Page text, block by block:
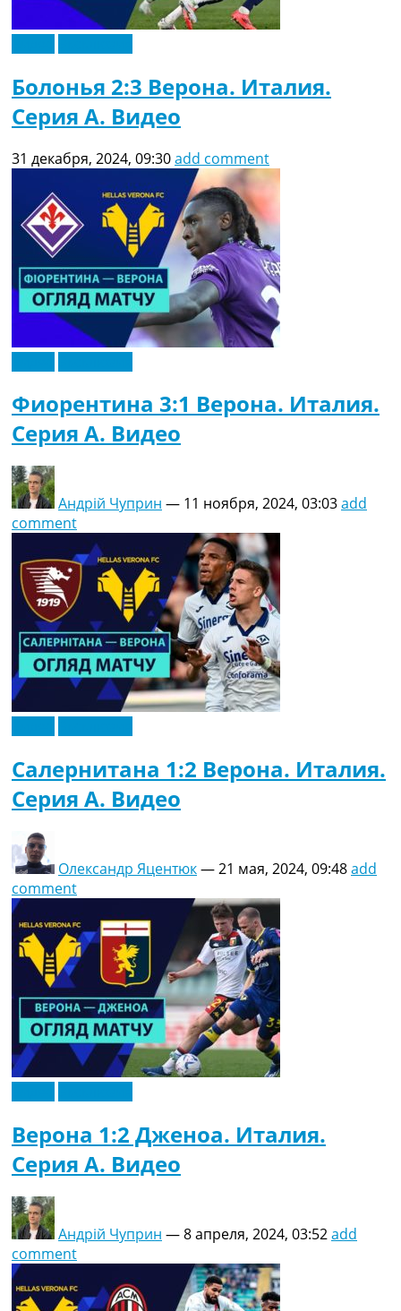
Болонья 2:3 Верона. Италия.
Серия A. Видео
31 декабря, 2024, 09:30add comment
Фиорентина 3:1 Верона. Италия.
Серия A. Видео
Андрій Чуприн — 11 ноября, 2024, 03:03add
comment
Салернитана 1:2 Верона. Италия.
Серия A. Видео
Олександр Яцентюк—21 мая, 2024, 09:48add
comment
Верона 1:2 Дженоа. Италия.
Серия A. Видео
Андрій Чуприн —8 апреля, 2024, 03:52add
comment